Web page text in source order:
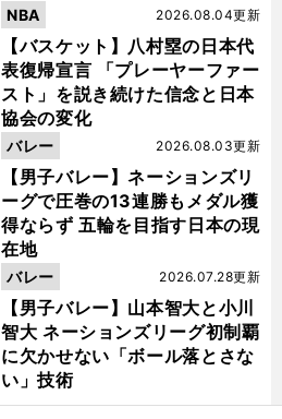
【バスケット】八村塁の日本代
表復帰宣言 「プレーヤーファー
スト」を説き続けた信念と日本
協会の変化
2026.08.04更新
NBA
【男子バレー】ネーションズリ
ーグで圧巻の13連勝もメダル獲
得ならず 五輪を目指す日本の現
在地
2026.08.03更新
バレー
【男子バレー】山本智大と小川
智大 ネーションズリーグ初制覇
に欠かせない「ボール落とさな
い」技術
2026.07.28更新
バレー